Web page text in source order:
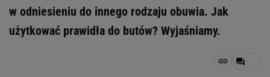
w odniesieniu do innego rodzaju obuwia. Jak
użytkować prawidła do butów? Wyjaśniamy.